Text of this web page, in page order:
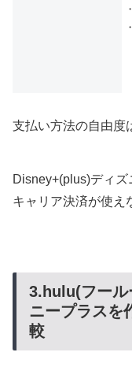
支払い方法の自由度
Disney+(plus)ディ
キャリア決済が使え
3.hulu(フー
ニープラスを
較